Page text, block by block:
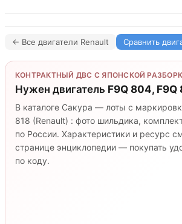
← Все двигатели Renault Сравнить
КОНТРАКТНЫЙ ДВС С ЯПОНСКОЙ
Нужен двигатель F9Q 804, F9Q
В каталоге Сакура — лоты с
818 (Renault) : фото шильдика,
по России. Характеристики и ресурс
странице энциклопедии — покупать
по коду.